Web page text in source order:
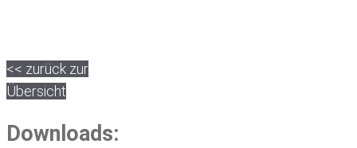
<< zurück zur
Übersicht
Downloads: